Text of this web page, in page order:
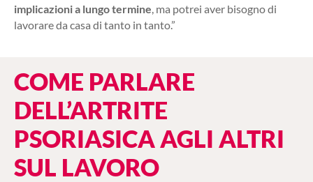
implicazioni a lungo termine, ma potrei aver bisogno di
lavorare da casa di tanto in tanto.”
COME PARLARE
DELL’ARTRITE
PSORIASICA AGLI ALTRI
SUL LAVORO